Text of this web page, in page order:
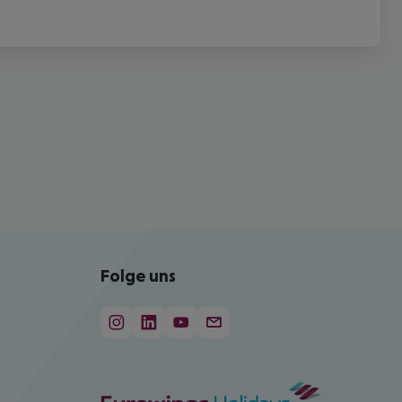
Folge uns